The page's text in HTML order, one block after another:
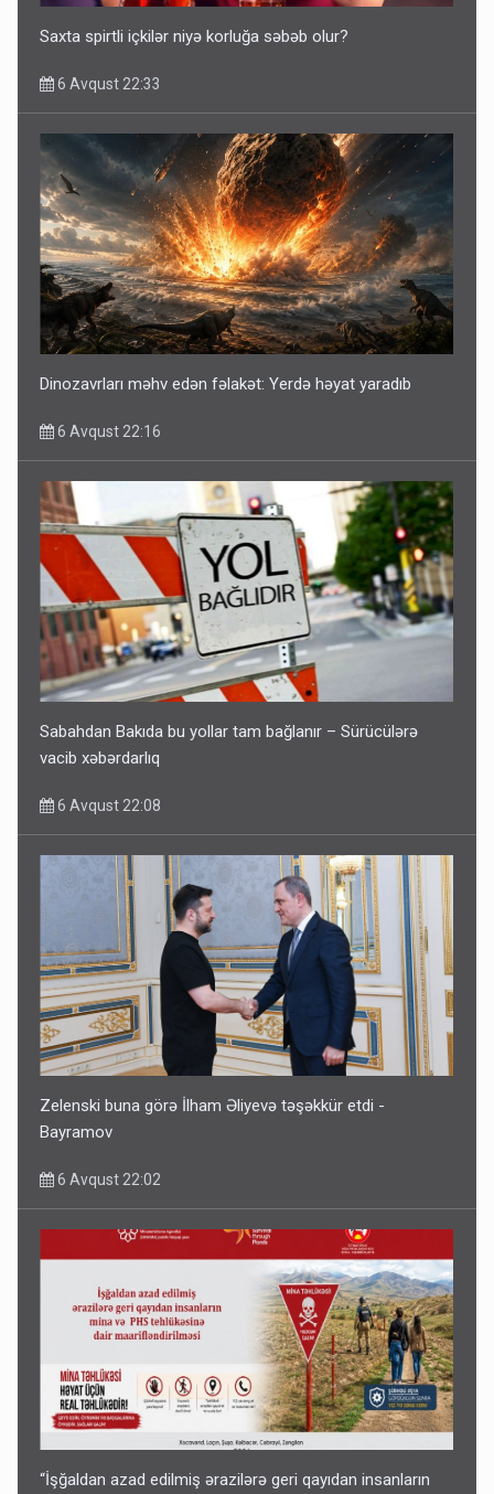
Saxta spirtli içkilər niyə korluğa səbəb olur?
6 Avqust 22:33
Dinozavrları məhv edən fəlakət: Yerdə həyat yaradıb
6 Avqust 22:16
Sabahdan Bakıda bu yollar tam bağlanır – Sürücülərə
vacib xəbərdarlıq
6 Avqust 22:08
Zelenski buna görə İlham Əliyevə təşəkkür etdi -
Bayramov
6 Avqust 22:02
“İşğaldan azad edilmiş ərazilərə geri qayıdan insanların